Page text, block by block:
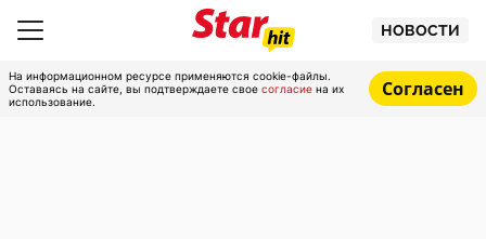
НОВОСТИ
На информационном ресурсе применяются cookie-файлы.
Оставаясь на сайте, вы подтверждаете свое согласие на их
использование.
Согласен